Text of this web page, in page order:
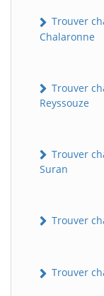
Trouver
Chalaronne
Trouver
Reyssouze
Trouver
Suran
Trouver
Trouver